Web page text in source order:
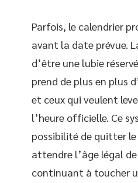
Parfois, le calendrier
avant la date prévue.
d’être une lubie
prend de plus en plus
et ceux qui veulent
l’heure officielle. Ce
possibilité de quitter le
attendre l’âge légal
continuant à toucher